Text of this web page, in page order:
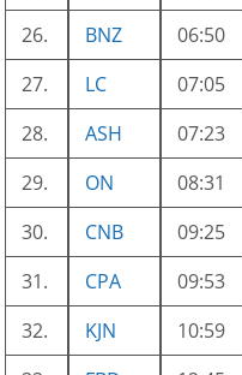
26.
BNZ 06:50
27.
LC 07:05
28.
ASH 07:23
29.
ON 08:31
30.
CNB 09:25
31.
CPA 09:53
32.
KJN 10:59